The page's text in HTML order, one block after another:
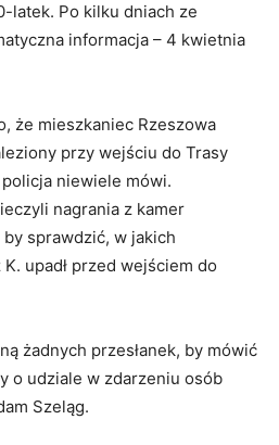
latek. Po kilku dniach ze
informacja – 4 kwietnia
że mieszkaniec Rzeszowa
przy wejściu do Trasy
niewiele mówi.
nagrania z kamer
sprawdzić, w jakich
upadł przed wejściem do
żadnych przesłanek, by mówić
o udziale w zdarzeniu osób
Szeląg.